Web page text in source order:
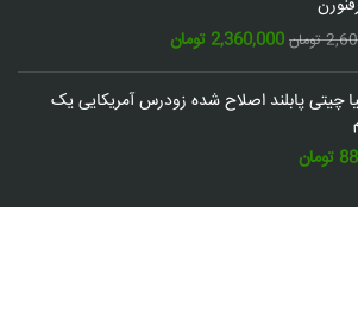
تومان قیمت
اصلی:
2,600,000 تومان
2,360,000 تومانقیمت
فعلی:
2,360,000 تومان.
چیتی پابلند اصلاح شده زودرس آمریکایی یک
تومان